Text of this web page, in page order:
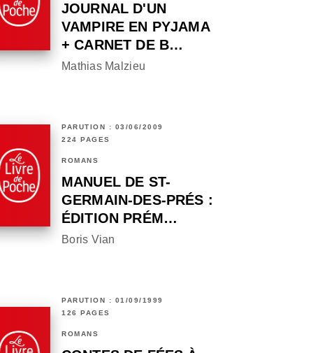
JOURNAL D'UN
VAMPIRE EN PYJAMA
+ CARNET DE B…
Mathias Malzieu
PARUTION : 03/06/2009
224 PAGES
ROMANS
MANUEL DE ST-
GERMAIN-DES-PRÉS :
ÉDITION PRÉM…
Boris Vian
PARUTION : 01/09/1999
126 PAGES
ROMANS